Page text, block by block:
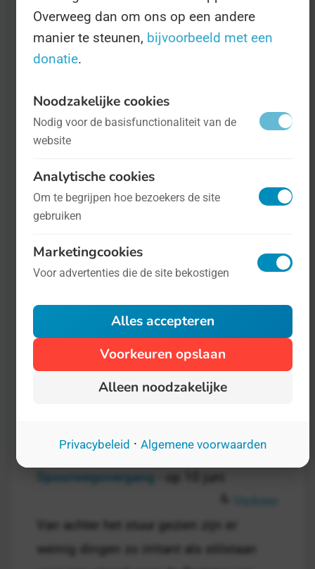
Internationale Dag van de Dans
29 april is een vrolijke Dag. We mogen
dan namelijk ongeneneerd op straat de
rumba, de cha-cha-cha, de jive en de
macarena doen. Het is dan namelijk
Internationale Dag Van De Dans!
Internationale Dag van de
Spoorwegovergang
Van achter het stuur gezien zijn er
weinig dingen zo irritant als stilstaan
Overweeg dan om ons op een andere
manier te steunen, bijvoorbeeld met een
donatie.
Noodzakelijke cookies
Nodig voor de basisfunctionaliteit van de
website
Analytische cookies
Om te begrijpen hoe bezoekers de site
gebruiken
Marketingcookies
Voor advertenties die de site bekostigen
Alles accepteren
Voorkeuren opslaan
Alleen noodzakelijke
Privacybeleid · Algemene voorwaarden